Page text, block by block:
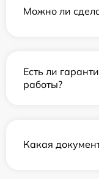
Можно ли
Есть ли
работы?
Какая